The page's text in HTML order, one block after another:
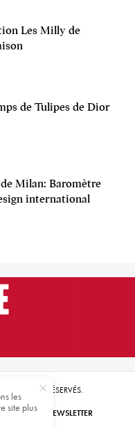
Les Milly de
de Tulipes de Dior
Milan: Baromètre
international
DROITS RÉSERVÉS.
À NOTRE NEWSLETTER
les
site plus